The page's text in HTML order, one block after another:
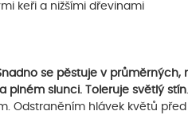
keři a nižšími dřevinami
se pěstuje v
plném slunci. Toleruje světlý stín
Odstraněním hlávek květů